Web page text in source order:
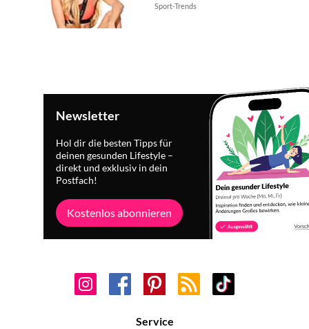
Sport-Trends
Newsletter
Hol dir die besten Tipps für
deinen gesunden Lifestyle –
direkt und exklusiv in dein
Postfach!
Kostenlos abonnieren
Service